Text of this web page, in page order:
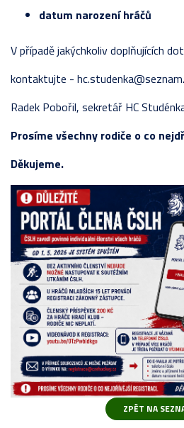
datum narození hráčů
V případě jakýchkoliv doplňujících
kontaktujte -
Radek Pobořil, sekretář HC
Prosíme všechny rodiče o co
Děkujeme.